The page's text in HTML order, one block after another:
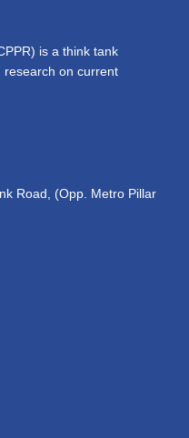
is a think tank
research on current
Road, (Opp. Metro Pillar